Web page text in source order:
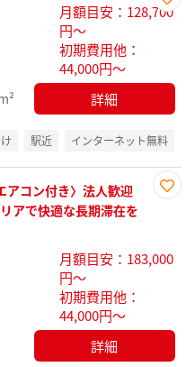
お気
月額目安：128,700
円～
初期費用他：
44,000円～
詳細
駅近 インターネット無料
録
アコン付き〉法人歓迎
アで快適な長期滞在を
月額目安：183,000
円～
初期費用他：
44,000円～
詳細